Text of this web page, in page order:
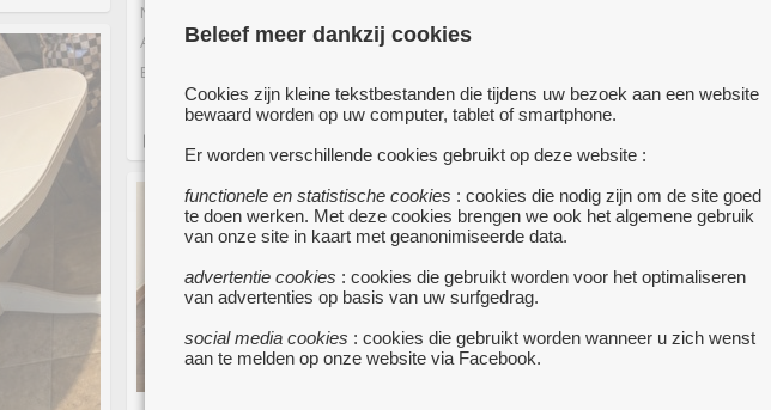
Beleef meer dankzij cookies
Cookies zijn kleine tekstbestanden die tijdens uw bezoek aan een website
bewaard worden op uw computer, tablet of smartphone.
Er worden verschillende cookies gebruikt op deze website :
functionele en statistische cookies : cookies die nodig zijn om de site goed
te doen werken. Met deze cookies brengen we ook het algemene gebruik
van onze site in kaart met geanonimiseerde data.
advertentie cookies : cookies die gebruikt worden voor het optimaliseren
van advertenties op basis van uw surfgedrag.
social media cookies : cookies die gebruikt worden wanneer u zich wenst
aan te melden op onze website via Facebook.
NIET te koop)
Afmetingen
Eetkamertafel = 200 x 100 cm
te koop
HOUTEN RONDE TAFEL - ZO GOED
ALS NIEUW
190 €
1.2 diameter en 76cm hoog,
heeft een donker houten blad met